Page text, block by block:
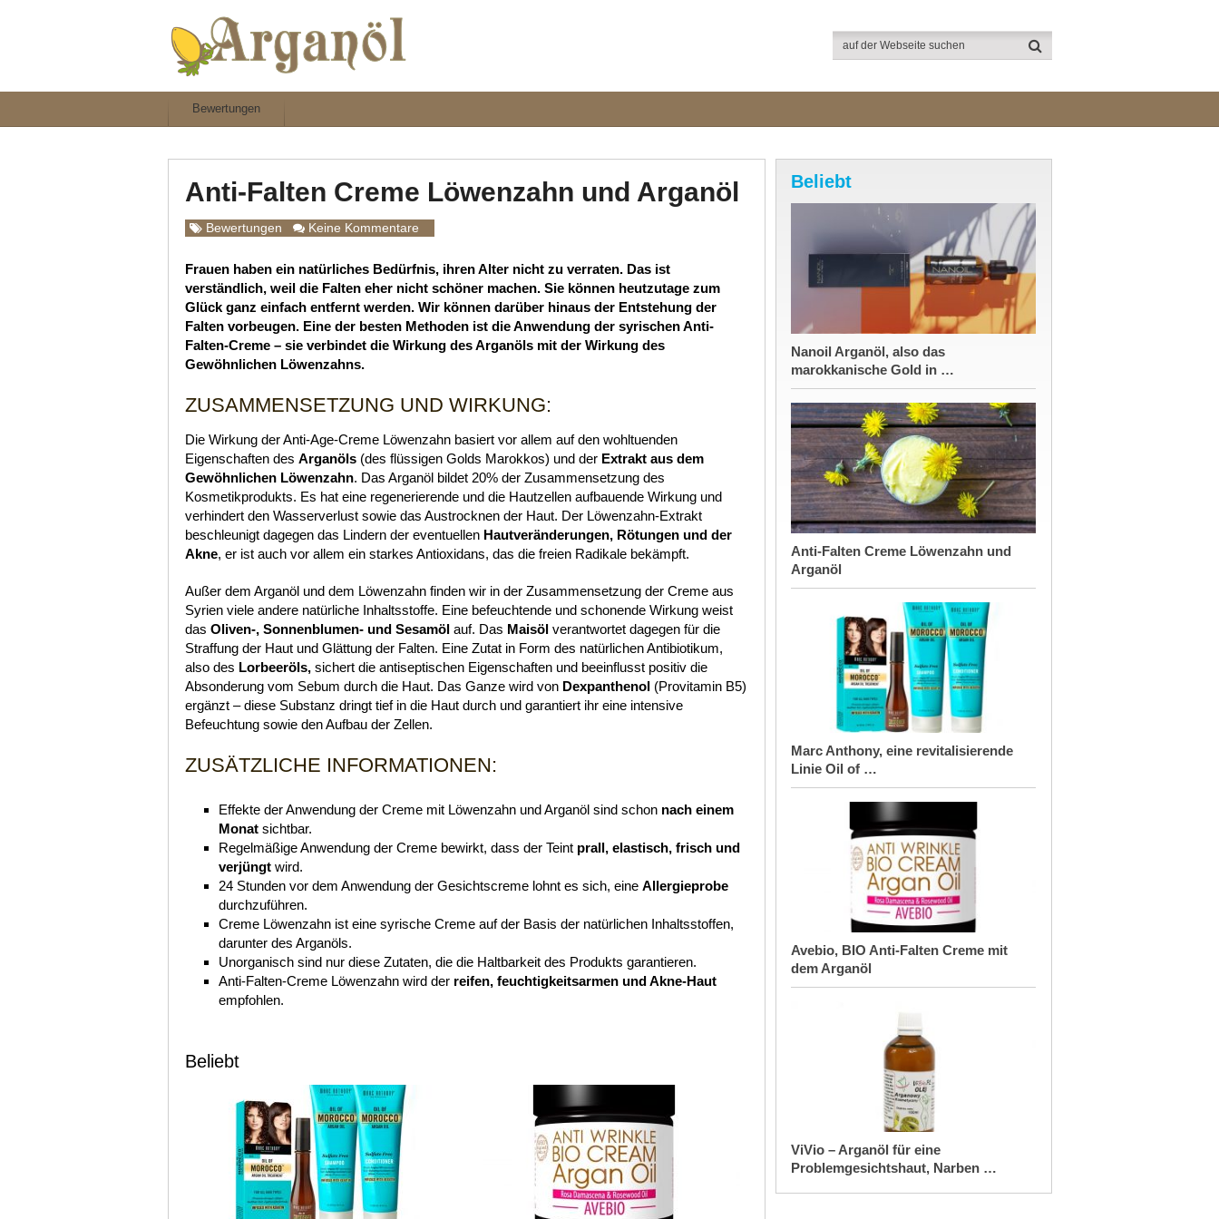
Bewertungen
Anti-Falten Creme Löwenzahn und Arganöl
Bewertungen Keine Kommentare
Frauen haben ein natürliches Bedürfnis, ihren Alter nicht zu verraten. Das ist
verständlich, weil die Falten eher nicht schöner machen. Sie können heutzutage zum
Glück ganz einfach entfernt werden. Wir können darüber hinaus der Entstehung der
Falten vorbeugen. Eine der besten Methoden ist die Anwendung der syrischen Anti-
Falten-Creme – sie verbindet die Wirkung des Arganöls mit der Wirkung des
Gewöhnlichen Löwenzahns.
ZUSAMMENSETZUNG UND WIRKUNG:
Die Wirkung der Anti-Age-Creme Löwenzahn basiert vor allem auf den wohltuenden
Eigenschaften des Arganöls(des flüssigen Golds Marokkos) und der Extrakt aus dem
Gewöhnlichen Löwenzahn. Das Arganöl bildet 20% der Zusammensetzung des
Kosmetikprodukts. Es hat eine regenerierende und die Hautzellen aufbauende Wirkung und
verhindert den Wasserverlust sowie das Austrocknen der Haut. Der Löwenzahn-Extrakt
beschleunigt dagegen das Lindern der eventuellen Hautveränderungen, Rötungen und der
Akne, er ist auch vor allem ein starkes Antioxidans, das die freien Radikale bekämpft.
Außer dem Arganöl und dem Löwenzahn finden wir in der Zusammensetzung der Creme aus
Syrien viele andere natürliche Inhaltsstoffe. Eine befeuchtende und schonende Wirkung weist
das Oliven-, Sonnenblumen- und Sesamölauf. Das Maisölverantwortet dagegen für die
Straffung der Haut und Glättung der Falten. Eine Zutat in Form des natürlichen Antibiotikum,
also des Lorbeeröls,sichert die antiseptischen Eigenschaften und beeinflusst positiv die
Absonderung vom Sebum durch die Haut. Das Ganze wird von Dexpanthenol(Provitamin B5)
ergänzt – diese Substanz dringt tief in die Haut durch und garantiert ihr eine intensive
Befeuchtung sowie den Aufbau der Zellen.
ZUSÄTZLICHE INFORMATIONEN:
Effekte der Anwendung der Creme mit Löwenzahn und Arganöl sind schon nach einem
Monat sichtbar.
Regelmäßige Anwendung der Creme bewirkt, dass der Teint prall, elastisch, frisch und
verjüngt wird.
24 Stunden vor dem Anwendung der Gesichtscreme lohnt es sich, eine Allergieprobe
durchzuführen.
Creme Löwenzahn ist eine syrische Creme auf der Basis der natürlichen Inhaltsstoffen,
darunter des Arganöls.
Unorganisch sind nur diese Zutaten, die die Haltbarkeit des Produkts garantieren.
Anti-Falten-Creme Löwenzahn wird der reifen, feuchtigkeitsarmen und Akne-Haut
empfohlen.
Beliebt
Beliebt
Nanoil Arganöl, also das
marokkanische Gold in …
Anti-Falten Creme Löwenzahn und
Arganöl
Marc Anthony, eine revitalisierende
Linie Oil of …
Avebio, BIO Anti-Falten Creme mit
dem Arganöl
ViVio – Arganöl für eine
Problemgesichtshaut, Narben …